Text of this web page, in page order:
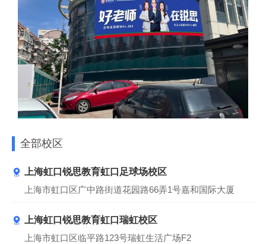
全部校区
上海虹口锐思教育虹口足球场校区
上海市虹口区广中路街道花园路66弄1号嘉和国际大厦
上海虹口锐思教育虹口瑞虹校区
上海市虹口区临平路123号瑞虹生活广场F2